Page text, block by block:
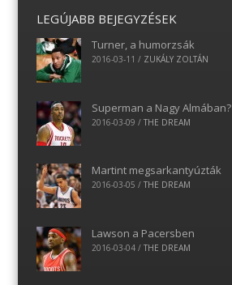
LEGÚJABB BEJEGYZÉSEK
Turner, a humorzsák
2016-03-11 / ZUKÁLY ZOLTÁN
Superman a Nagy Almában?
2016-03-09 / THE DREAM
Martint megsarkantyúzták
2016-03-05 / THE DREAM
Lawson a Pacersben
2016-03-04/ THE DREAM